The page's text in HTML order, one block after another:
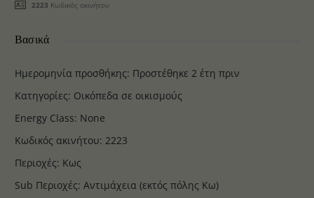
2223 Κωδικός ακινήτου
Βασικά
Ημερομηνία προσθήκης: Προστέθηκε 2 έτη πριν
Κατηγορίες: Οικόπεδα σε οικισμούς
Energy Class: None
Κωδικός ακινήτου: 2223
Περιοχές: Κως
Sub Περιοχές: Αντιμάχεια (εκτός πόλης Κω)